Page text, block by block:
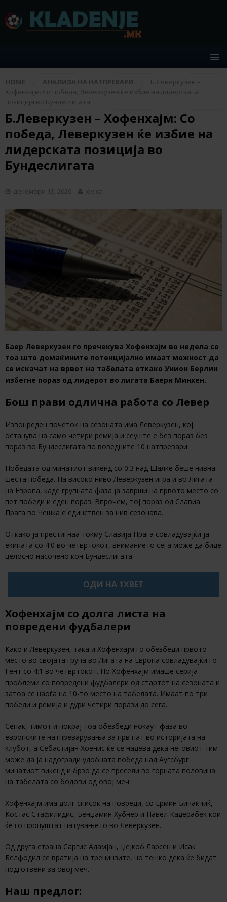
HOME АНАЛИЗА НА НАТПРЕВАРИ
Б.Леверкузен –
Хофенхајм: Со победа, Леверкузен ќе избие на лидерската
позиција во Бундеслигата
Б.Леверкузен – Хофенхајм: Со
победа, Леверкузен ќе избие на
лидерската позиција во
Бундеслигата
декември 13, 2020 Jovica
Баер Леверкузен го пречекува Хофенхајм во недела со
тоа што домаќините потенцијално имаат можност да
се искачат на врвот на табелата откако Унион Берлин
избегне пораз од лидерот во лигата Баерн Минхен.
Бош прави одлична работа со Левер
Извонреден почеток на сезоната има Леверкузен, кој
останува на само четири ремија и сеуште е без пораз без
пораз во Бундеслигата по воведните 10 натпревари.
Победата од минатиот викенд со 0:3 над Шалке беше нивна
шеста победа. На високо ниво Леверкузен игра и во Лигата
на Европа, каде групната фаза ја заврши на првото место со
пет победи и еден пораз. Впрочем, тој пораз од Славиа
Прага во Чешка е единствен за нив сезонава.
Откако ја престигнаа токму Славија Прага совладувајќи ја
екипата со 4:0 во четвртокот, вниманието сега може да биде
целосно насочено кон Бундеслигата.
ОДИ НА 1XBET
Хофенхајм со долга листа на
повредени фудбалери
Како и Леверкузен, така и Хофенхајм го обезбеди првото
место во својата група во Лигата на Европа совладувајќи го
Гент со 4:1 во четвртокот. Но Хофенхајм имаше серија
проблеми со повредени фудбалери од стартот на сезоната и
затоа се наоѓа на 10-то место на табелата. Имаат по три
победи и ремија и дури четири порази до сега.
Сепак, тимот и покрај тоа обезбеди нокаут фаза во
европските натпреварувања за прв пат во историјата на
клубот, а Себастијан Хоенис ќе се надева дека неговиот тим
може да ја надогради удобната победа над Аугсбург
минатиот викенд и брзо да се пресели во горната половина
на табелата со бодови од овој меч.
Хофенхајм има долг список на повреди, со Ермин Бичакчиќ,
Костас Стафилидис, Бенџамин Хубнер и Павел Кадерабек кои
ќе го пропуштат патувањето во Леверкузен.
Од друга страна Саргис Адамјан, Џејкоб Ларсен и Исак
Белфодил се вратија на тренинзите, но тешко дека ќе бидат
подготвени за овој меч.
Наш предлог: